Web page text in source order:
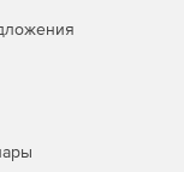
управление и
(включая
отечественными и
Для